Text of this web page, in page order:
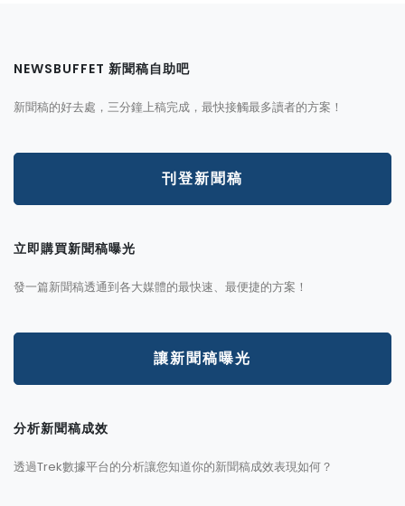
NEWSBUFFET 新聞稿自助吧
新聞稿的好去處，三分鐘上稿完成，最快接觸最多讀者的方案！
刊登新聞稿
立即購買新聞稿曝光
發一篇新聞稿透通到各大媒體的最快速、最便捷的方案！
讓新聞稿曝光
分析新聞稿成效
透過Trek數據平台的分析讓您知道你的新聞稿成效表現如何？